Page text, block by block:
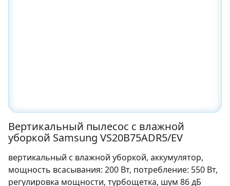
Вертикальный пылесос с влажной
уборкой Samsung VS20B75ADR5/EV
вертикальный с влажной уборкой, аккумулятор,
мощность всасывания: 200 Вт, потребление: 550 Вт,
регулировка мощности, турбощетка, шум 86 дБ